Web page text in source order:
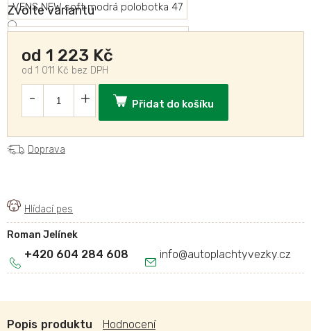
Zvolte variantu
VENS NEW soft modrá polobotka 47
od 1 223 Kč
od 1 011 Kč bez DPH
Přidat do košíku
Roman Jelínek
info@autoplachtyvezky.cz
+420 604 284 608
Doprava
Popis Hodnocení